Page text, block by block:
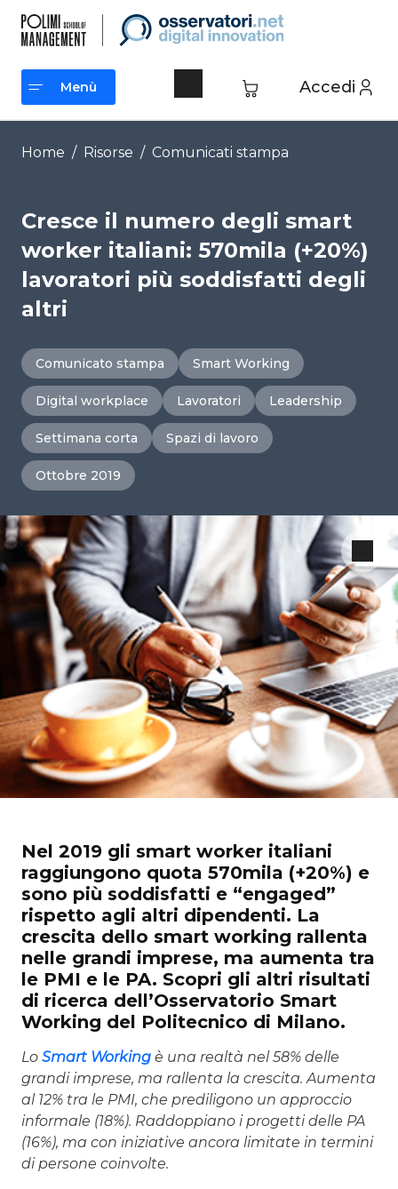
contenuto
Accedi
Menù
Menù
Home / Risorse / Comunicati stampa
Cresce il numero degli smart
worker italiani: 570mila (+20%)
lavoratori più soddisfatti degli
altri
Comunicato stampa Smart Working
Digital workplace Lavoratori Leadership
Settimana corta Spazi di lavoro
Ottobre 2019
Nel 2019 gli smart worker italiani
raggiungono quota 570mila (+20%) e
sono più soddisfatti e “engaged”
rispetto agli altri dipendenti. La
crescita dello smart working rallenta
nelle grandi imprese, ma aumenta tra
le PMI e le PA. Scopri gli altri risultati
di ricerca dell’Osservatorio Smart
Working del Politecnico di Milano.
Lo Smart Working è una realtà nel 58% delle
grandi imprese, ma rallenta la crescita. Aumenta
al 12% tra le PMI, che prediligono un approccio
informale (18%). Raddoppiano i progetti delle PA
(16%), ma con iniziative ancora limitate in termini
di persone coinvolte.